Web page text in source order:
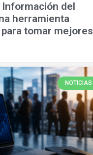
Información del
herramienta
tomar mejores
NOTICIAS